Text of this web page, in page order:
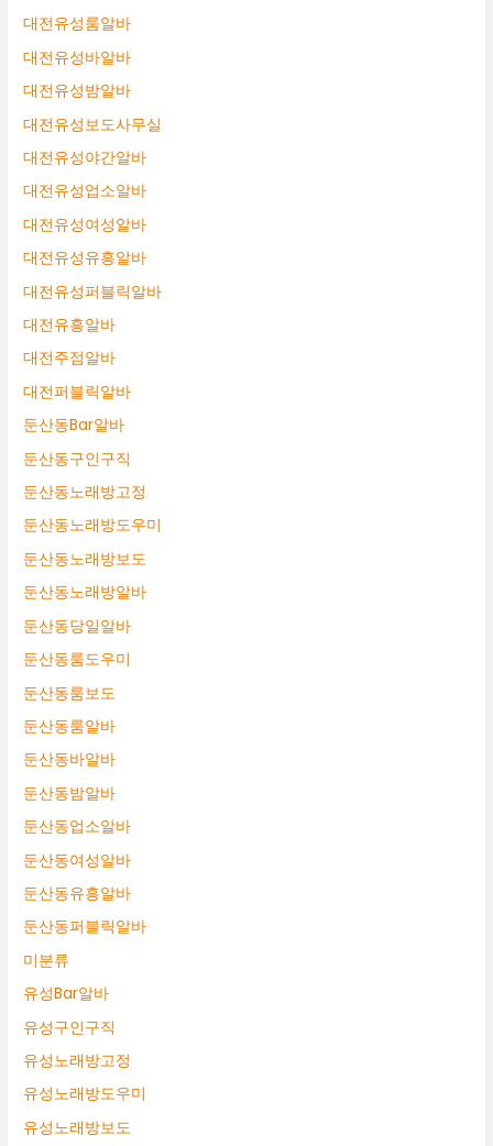
대전유성룸알바
대전유성바알바
대전유성밤알바
대전유성보도사무실
대전유성야간알바
대전유성업소알바
대전유성여성알바
대전유성유흥알바
대전유성퍼블릭알바
대전유흥알바
대전주점알바
대전퍼블릭알바
둔산동Bar알바
둔산동구인구직
둔산동노래방고정
둔산동노래방도우미
둔산동노래방보도
둔산동노래방알바
둔산동당일알바
둔산동룸도우미
둔산동룸보도
둔산동룸알바
둔산동바알바
둔산동밤알바
둔산동업소알바
둔산동여성알바
둔산동유흥알바
둔산동퍼블릭알바
미분류
유성Bar알바
유성구인구직
유성노래방고정
유성노래방도우미
유성노래방보도